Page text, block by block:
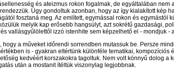
és ateizmus rokon fogalmak, de egyáltalában nem
Úgy gondoltuk azonban, hogy az így kialakított kép
fosztaná meg. Az említett, egymással rokon és egymástól
melyik kap erősebb hangsúlyt, azt sokrétű gazdasági,
vallásgyűlölettől izzó istenhite sem képzelhető el - mondjuk -
a műveket időrendi sorrendben mutassuk be. Persze
is - gyakran eltértünk különféle tematikai, kompozíciós
kedvéért korszakokra tagoltuk. Nem volt könnyű dolog a
után a mostanit ítéltük viszonylag legjobbnak.